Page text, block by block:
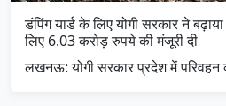
डंपिंग यार्ड के लिए योगी सरकार ने
लिए 6.03 करोड़ रुपये की मंजूरी दी
लखनऊ: योगी सरकार प्रदेश में